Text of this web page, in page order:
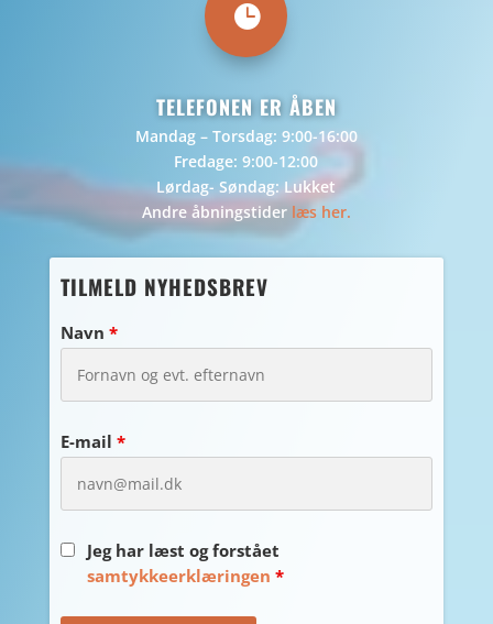

TELEFONEN ER ÅBEN
Mandag – Torsdag: 9:00-16:00
Fredage: 9:00-12:00
Lørdag- Søndag: Lukket
Andre åbningstider læs her.
TILMELD NYHEDSBREV
Navn *
E-mail *
Jeg har læst og forstået
samtykkeerklæringen *